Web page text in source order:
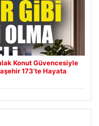
Konut Güvencesiyle
173’te Hayata